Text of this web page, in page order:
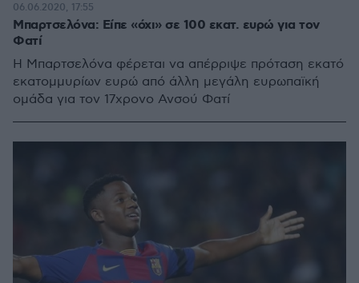
Μπαρτσελόνα: Είπε «όχι» σε 100 εκατ. ευρώ για τον
Φατί
Η Μπαρτσελόνα φέρεται να απέρριψε πρόταση εκατό
εκατομμυρίων ευρώ από άλλη μεγάλη ευρωπαϊκή
ομάδα για τον 17χρονο Ανσού Φατί
06.06.2020, 17:55